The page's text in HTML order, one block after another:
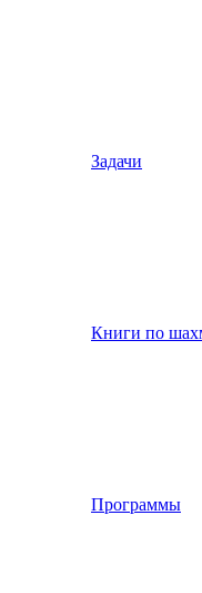
Задачи
Книги по
Программы